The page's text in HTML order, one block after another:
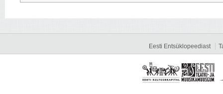
Eesti Entsüklopeediast